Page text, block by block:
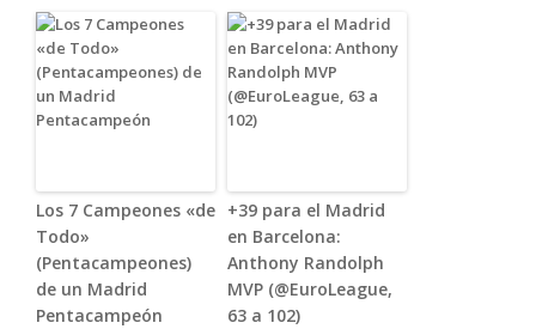
Los 7 Campeones «de
Todo»
(Pentacampeones)
de un Madrid
Pentacampeón
+39 para el Madrid
en Barcelona:
Anthony Randolph
MVP (@EuroLeague,
63 a 102)